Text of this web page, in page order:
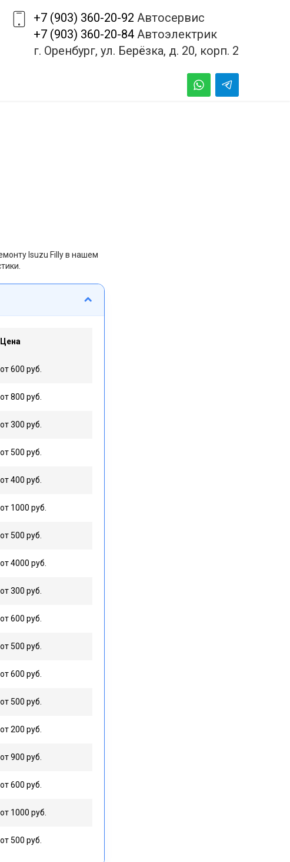
+7 (903) 360-20-92 Автосервис
+7 (903) 360-20-84 Автоэлектрик
г. Оренбург, ул. Берёзка, д. 20, корп. 2
Isuzu Filly в нашем
Цена
от 600 руб.
от 800 руб.
от 300 руб.
от 500 руб.
от 400 руб.
от 1000 руб.
от 500 руб.
от 4000 руб.
от 300 руб.
от 600 руб.
от 500 руб.
от 600 руб.
от 500 руб.
от 200 руб.
от 900 руб.
от 600 руб.
от 1000 руб.
от 500 руб.